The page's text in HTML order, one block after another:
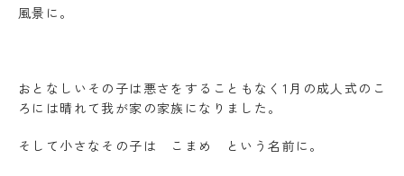
風景に。
おとなしいその子は悪さをすることもなく1月の成人式のこ
ろには晴れて我が家の家族になりました。
そして小さなその子は こまめ という名前に。